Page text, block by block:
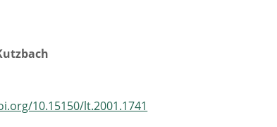
10.15150/lt.2001.1741